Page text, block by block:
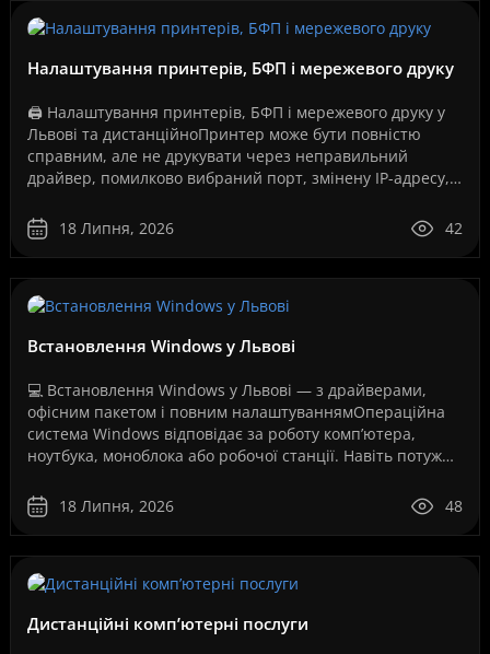
Налаштування принтерів, БФП і мережевого друку
🖨️ Налаштування принтерів, БФП і мережевого друку у
Львові та дистанційноПринтер може бути повністю
справним, але не друкувати через неправильний
драйвер, помилково вибраний порт, змінену IP-адресу,
18 Липня, 2026
42
Встановлення Windows у Львові
💻 Встановлення Windows у Львові — з драйверами,
офісним пакетом і повним налаштуваннямОпераційна
система Windows відповідає за роботу комп’ютера,
ноутбука, моноблока або робочої станції. Навіть потужне
18 Липня, 2026
48
Дистанційні комп’ютерні послуги